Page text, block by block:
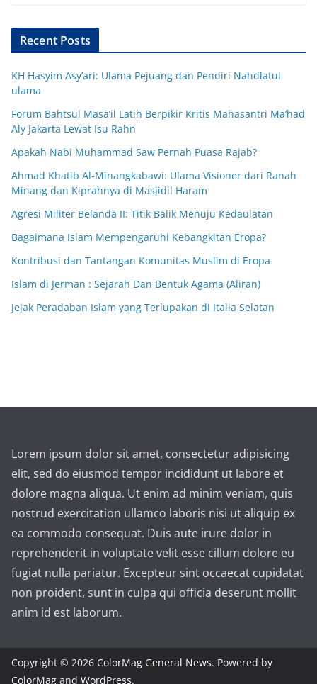
Recent Posts
KH Hasyim Asy’ari: Ulama Pejuang dan Pendiri Nahdlatul
ulama
Forum Bahtsul Masā’il Latih Berpikir Kritis Mahasantri Ma’had
Aly Jakarta Lewat Isu Rahn
Apakah Nabi Muhammad Saw Pernah Puasa Rajab?
Ahmad Khatib Al-Minangkabawi: Ulama Visioner dari Ranah
Minang dan Kiprahnya di Masjidil Haram
Agresi Militer Belanda II: Titik Balik Menuju Kedaulatan
Bagaimana Islam Mempengaruhi Kebangkitan Eropa?
Kontribusi dan Tantangan Komunitas Muslim di Eropa
Islam di Jerman : Sejarah Dan Bentuk Agama (Aliran)
Jejak Peradaban Islam yang Terlupakan di Italia Selatan
Lorem ipsum dolor sit amet, consectetur adipisicing
elit, sed do eiusmod tempor incididunt ut labore et
dolore magna aliqua. Ut enim ad minim veniam, quis
nostrud exercitation ullamco laboris nisi ut aliquip ex
ea commodo consequat. Duis aute irure dolor in
reprehenderit in voluptate velit esse cillum dolore eu
fugiat nulla pariatur. Excepteur sint occaecat cupidatat
non proident, sunt in culpa qui officia deserunt mollit
anim id est laborum.
Copyright © 2026 ColorMag General News. Powered by
ColorMag and WordPress.